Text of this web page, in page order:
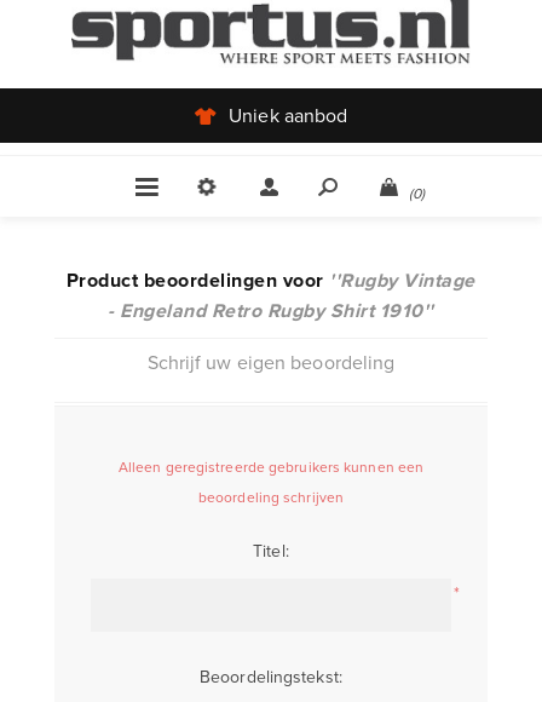
Uniek aanbod
(0)
Product beoordelingen voor
Rugby Vintage
- Engeland Retro Rugby Shirt 1910
Schrijf uw eigen beoordeling
Alleen geregistreerde gebruikers kunnen een
beoordeling schrijven
Titel:
*
Beoordelingstekst: